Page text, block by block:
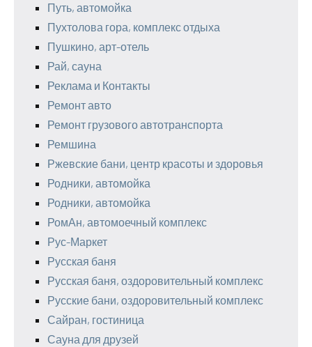
Путь, автомойка
Пухтолова гора, комплекс отдыха
Пушкино, арт-отель
Рай, сауна
Реклама и Контакты
Ремонт авто
Ремонт грузового автотранспорта
Ремшина
Ржевские бани, центр красоты и здоровья
Родники, автомойка
Родники, автомойка
РомАн, автомоечный комплекс
Рус-Маркет
Русская баня
Русская баня, оздоровительный комплекс
Русские бани, оздоровительный комплекс
Сайран, гостиница
Сауна для друзей